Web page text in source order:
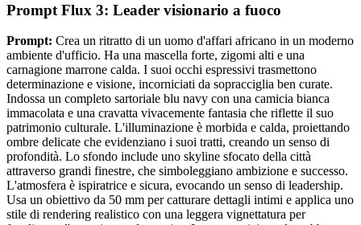
Prompt Flux 3: Leader visionario a fuoco
Prompt: Crea un ritratto di un uomo d'affari africano in un moderno
ambiente d'ufficio. Ha una mascella forte, zigomi alti e una
carnagione marrone calda. I suoi occhi espressivi trasmettono
determinazione e visione, incorniciati da sopracciglia ben curate.
Indossa un completo sartoriale blu navy con una camicia bianca
immacolata e una cravatta vivacemente fantasia che riflette il suo
patrimonio culturale. L'illuminazione è morbida e calda, proiettando
ombre delicate che evidenziano i suoi tratti, creando un senso di
profondità. Lo sfondo include uno skyline sfocato della città
attraverso grandi finestre, che simboleggiano ambizione e successo.
L'atmosfera è ispiratrice e sicura, evocando un senso di leadership.
Usa un obiettivo da 50 mm per catturare dettagli intimi e applica uno
stile di rendering realistico con una leggera vignettatura per